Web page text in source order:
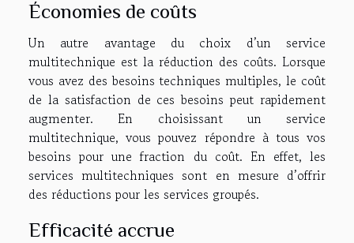
Économies de coûts
Un autre avantage du choix d’un service
multitechnique est la réduction des coûts. Lorsque
vous avez des besoins techniques multiples, le coût
de la satisfaction de ces besoins peut rapidement
augmenter. En choisissant un service
multitechnique, vous pouvez répondre à tous vos
besoins pour une fraction du coût. En effet, les
services multitechniques sont en mesure d’offrir
des réductions pour les services groupés.
Efficacité accrue